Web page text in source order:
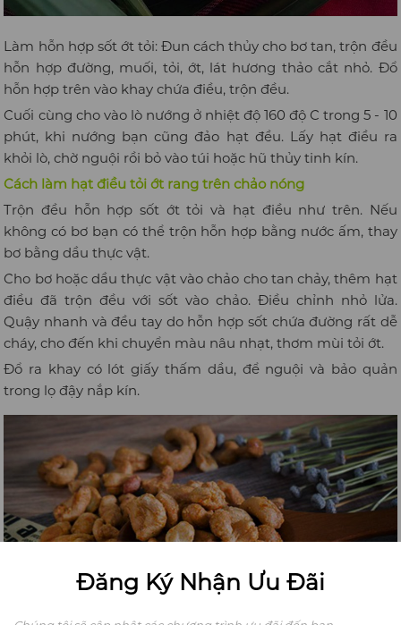
Làm hỗn hợp sốt ớt tỏi: Đun cách thủy cho bơ tan, trộn đều
hỗn hợp đường, muối, tỏi, ớt, lát hương thảo cắt nhỏ. Đổ
hỗn hợp trên vào khay chứa điều, trộn đều.
Cuối cùng cho vào lò nướng ở nhiệt độ 160 độ C trong 5 - 10
phút, khi nướng bạn cũng đảo hạt đều. Lấy hạt điều ra
khỏi lò, chờ nguội rồi bỏ vào túi hoặc hũ thủy tinh kín.
Cách làm hạt điều tỏi ớt rang trên chảo nóng
Trộn đều hỗn hợp sốt ớt tỏi và hạt điều như trên. Nếu
không có bơ bạn có thể trộn hỗn hợp bằng nước ấm, thay
bơ bằng dầu thực vật.
Cho bơ hoặc dầu thực vật vào chảo cho tan chảy, thêm hạt
điều đã trộn đều với sốt vào chảo. Điều chỉnh nhỏ lửa.
Quậy nhanh và đều tay do hỗn hợp sốt chứa đường rất dễ
cháy, cho đến khi chuyển màu nâu nhạt, thơm mùi tỏi ớt.
Đổ ra khay có lót giấy thấm dầu, để nguội và bảo quản
trong lọ đậy nắp kín.
Đăng Ký Nhận Ưu Đãi